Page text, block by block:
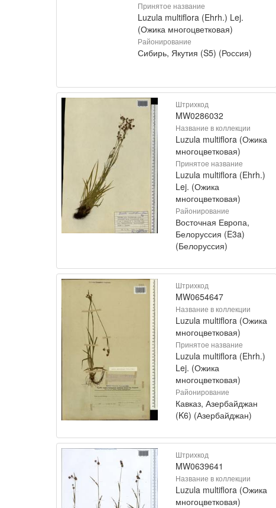
Принятое название
Luzula multiflora (Ehrh.) Lej.
(Ожика многоцветковая)
Районирование
Сибирь, Якутия (S5) (Россия)
Штрихкод
MW0286032
Название в коллекции
Luzula multiflora (Ожика
многоцветковая)
Принятое название
Luzula multiflora (Ehrh.)
Lej. (Ожика
многоцветковая)
Районирование
Восточная Европа,
Белоруссия (E3a)
(Белоруссия)
Штрихкод
MW0654647
Название в коллекции
Luzula multiflora (Ожика
многоцветковая)
Принятое название
Luzula multiflora (Ehrh.)
Lej. (Ожика
многоцветковая)
Районирование
Кавказ, Азербайджан
(K6) (Азербайджан)
Штрихкод
MW0639641
Название в коллекции
Luzula multiflora (Ожика
многоцветковая)